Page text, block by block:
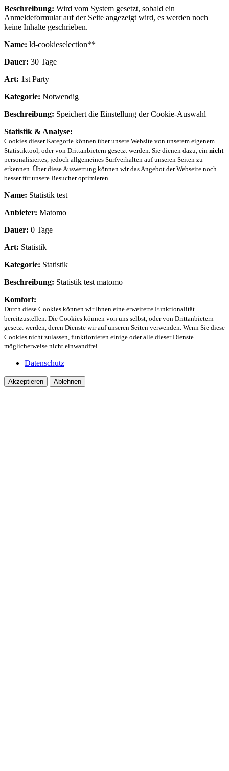
Beschreibung: Wird vom System gesetzt, sobald ein
Anmeldeformular auf der Seite angezeigt wird, es werden noch
keine Inhalte geschrieben.
Name: ld-cookieselection**
Dauer: 30 Tage
Art: 1st Party
Kategorie: Notwendig
Beschreibung: Speichert die Einstellung der Cookie-Auswahl
Statistik & Analyse:
Cookies dieser Kategorie können über unsere Website von unserem eigenem
Statistiktool, oder von Drittanbietern gesetzt werden. Sie dienen dazu, ein nicht
personalisiertes, jedoch allgemeines Surfverhalten auf unseren Seiten zu
erkennen. Über diese Auswertung können wir das Angebot der Webseite noch
besser für unsere Besucher optimieren.
Name: Statistik test
Anbieter: Matomo
Dauer: 0 Tage
Art: Statistik
Kategorie: Statistik
Beschreibung: Statistik test matomo
Komfort:
Durch diese Cookies können wir Ihnen eine erweiterte Funktionalität
bereitzustellen. Die Cookies können von uns selbst, oder von Drittanbietern
gesetzt werden, deren Dienste wir auf unseren Seiten verwenden. Wenn Sie diese
Cookies nicht zulassen, funktionieren einige oder alle dieser Dienste
möglicherweise nicht einwandfrei.
Datenschutz
Akzeptieren Ablehnen